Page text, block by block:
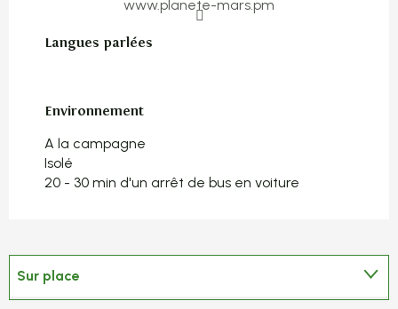
www.planete-mars.pm
Langues parlées
Langues parlées
Environnement
Environnement
A la campagne
Isolé
20 - 30 min d'un arrêt de bus en voiture
Sur place